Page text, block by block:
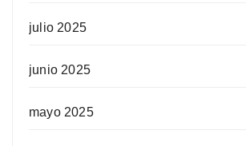
julio 2025
junio 2025
mayo 2025